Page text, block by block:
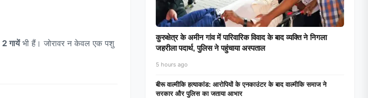
2 गायेंभी हैं। जोरावर न केवल एक पशु
कुरुक्षेत्र के अमीन गांव में पारिवारिक विवाद के बाद व्यक्ति ने निगला
जहरीला पदार्थ, पुलिस ने पहुंचाया अस्पताल
5 hours ago
बीरू वाल्मीकि हत्याकांड: आरोपियों के एनकाउंटर के बाद वाल्मीकि समाज ने
सरकार और पुलिस का जताया आभार